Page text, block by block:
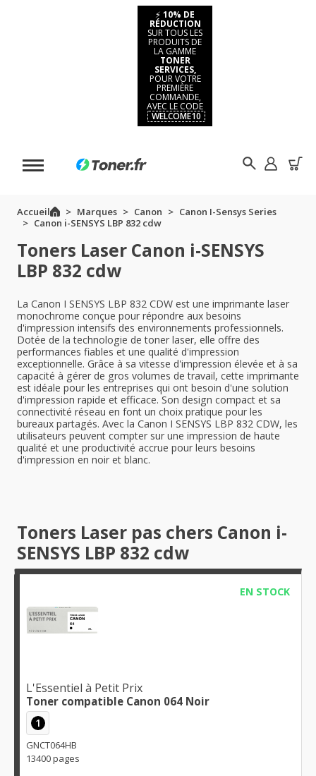
⚡ 10% DE
RÉDUCTION
SUR TOUS LES
PRODUITS DE
LA GAMME
TONER
SERVICES,
POUR VOTRE
PREMIÈRE
COMMANDE,
AVEC LE CODE
WELCOME10
Accueil Marques Canon
Canon I-Sensys Series
Canon i-SENSYS LBP 832 cdw
Toners Laser Canon i-SENSYS
LBP 832 cdw
La Canon I SENSYS LBP 832 CDW est une imprimante laser
monochrome conçue pour répondre aux besoins
d'impression intensifs des environnements professionnels.
Dotée de la technologie de toner laser, elle offre des
performances fiables et une qualité d'impression
exceptionnelle. Grâce à sa vitesse d'impression élevée et à sa
capacité à gérer de gros volumes de travail, cette imprimante
est idéale pour les entreprises qui ont besoin d'une solution
d'impression rapide et efficace. Son design compact et sa
connectivité réseau en font un choix pratique pour les
bureaux partagés. Avec la Canon I SENSYS LBP 832 CDW, les
utilisateurs peuvent compter sur une impression de haute
qualité et une productivité accrue pour leurs besoins
d'impression en noir et blanc.
Toners Laser pas chers Canon i-
SENSYS LBP 832 cdw
EN STOCK
L'Essentiel à Petit Prix
Toner compatible Canon 064 Noir
1
GNCT064HB
13400 pages